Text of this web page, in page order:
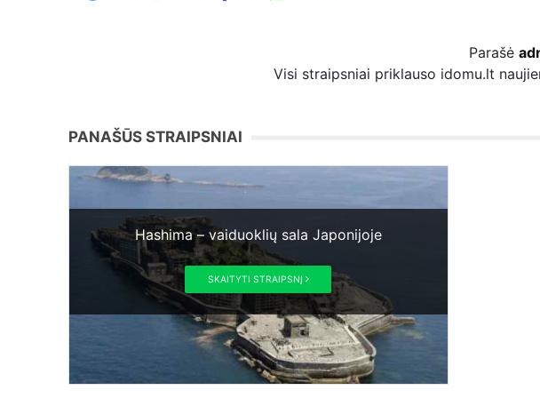
Parašė
Visi straipsniai priklauso idomu.lt
PANAŠŪS STRAIPSNIAI
Hashima – vaiduoklių sala Japonijoje
SKAITYTI STRAIPSNĮ